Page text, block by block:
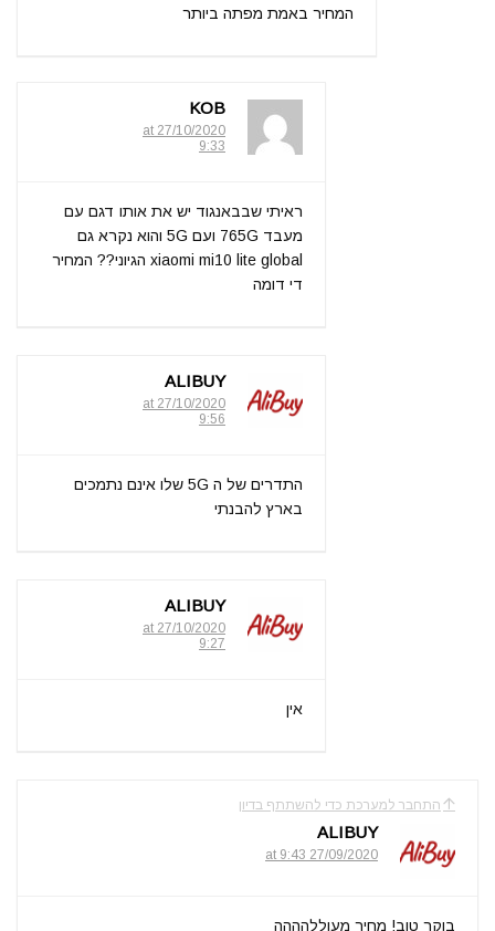
המחיר באמת מפתה ביותר
KOB
27/10/2020 at
9:33
ראיתי שבבאנגוד יש את אותו דגם עם
מעבד 765G ועם 5G והוא נקרא גם
xiaomi mi10 lite global הגיוני?? המחיר
די דומה
ALIBUY
27/10/2020 at
9:56
התדרים של ה 5G שלו אינם נתמכים
בארץ להבנתי
ALIBUY
27/10/2020 at
9:27
אין
התחבר למערכת כדי להשתתף בדיון
ALIBUY
27/09/2020 at 9:43
בוקר טוב! מחיר מעוללהההה